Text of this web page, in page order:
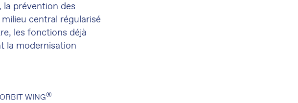
la prévention des
central régularisé
les fonctions déjà
la modernisation
WING®